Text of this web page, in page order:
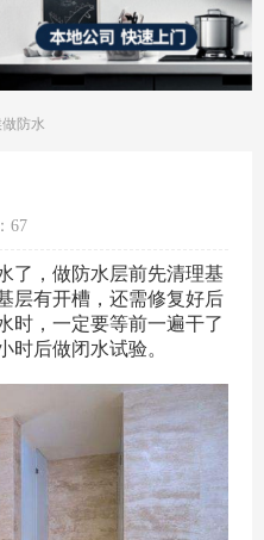
防水
67
了，做防水层前先清理基
层有开槽，还需修复好后
时，一定要等前一遍干了
时后做闭水试验。